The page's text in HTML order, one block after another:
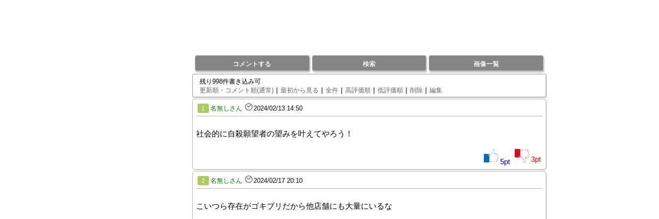
コメントする 検索 画像一覧
残り998件書き込み可
更新順・コメント順(通常) | 最初から見る | 全件 | 高評価順 | 低評価順 | 削除 | 編集
1 名無しさん 2024/02/13 14:50
社会的に自殺願望者の望みを叶えてやろう！
5pt 3pt
2 名無しさん 2024/02/17 20:10
こいつら存在がゴキブリだから他店舗にも大量にいるな